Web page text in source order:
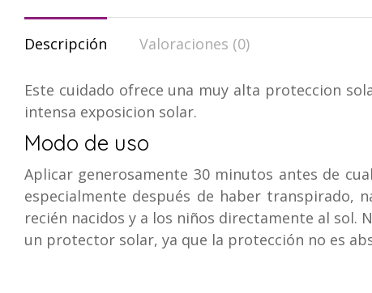
Descripción Valoraciones (0)
Este cuidado ofrece una muy alta proteccion
intensa exposicion solar.
Modo de uso
Aplicar generosamente 30 minutos antes de
especialmente después de haber transpirado,
recién nacidos y a los niños directamente al sol.
un protector solar, ya que la protección no es